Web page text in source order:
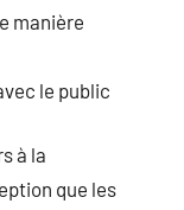
manière
le public
à la
que les